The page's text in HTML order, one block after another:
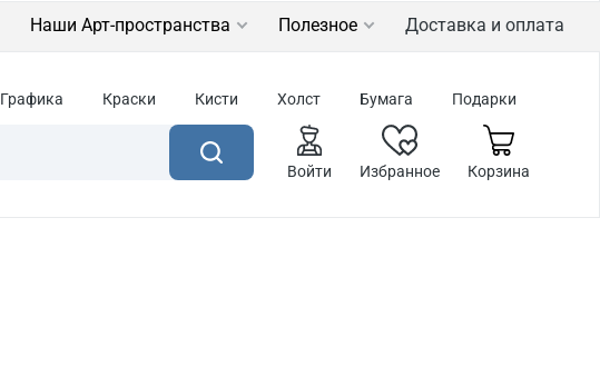
Наши Арт-пространства Полезное Доставка и оплата
Графика Краски Кисти Холст Бумага Подарки
Войти Избранное Корзина